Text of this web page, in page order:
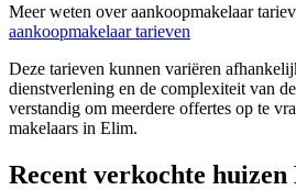
Meer weten over aankoopmakelaar
aankoopmakelaar tarieven
Deze tarieven kunnen variëren
dienstverlening en de complexiteit van
verstandig om meerdere offertes op te
makelaars in Elim.
Recent verkochte